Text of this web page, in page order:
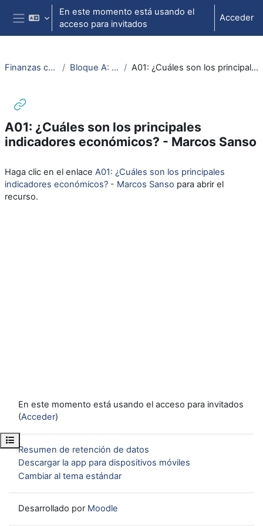
Salta al contenido principal
Panel lateral
En este momento está usando el
acceso para invitados
Acceder
Abrir índice del curso
Finanzas con un café web 3.0 Bloque A: Realidad económica A01: ¿Cuáles son los principales indicadores económicos? - Marcos Sanso
A01: ¿Cuáles son los principales
indicadores económicos? - Marcos Sanso
Haga clic en el enlace A01: ¿Cuáles son los principales
indicadores económicos? - Marcos Sanso para abrir el
recurso.
En este momento está usando el acceso para invitados
(Acceder)
Resumen de retención de datos
Descargar la app para dispositivos móviles
Cambiar al tema estándar
Desarrollado por Moodle